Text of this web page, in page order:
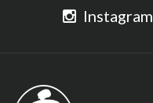
Instagram